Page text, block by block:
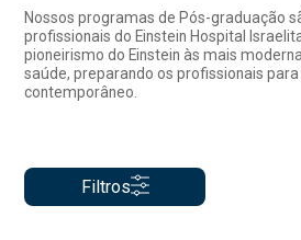
Nossos programas de Pós-graduação
profissionais do Einstein Hospital
pioneirismo do Einstein às mais
saúde, preparando os profissionais
contemporâneo.
Filtros